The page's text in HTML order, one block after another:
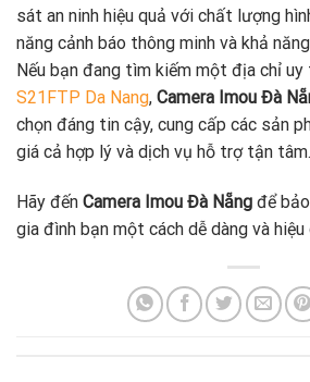
sát an ninh hiệu quả với chất lượng
năng cảnh báo thông minh và khả
Nếu bạn đang tìm kiếm một địa chỉ uy
S21FTP Da Nang, Camera Imou Đà
chọn đáng tin cậy, cung cấp các sản
giá cả hợp lý và dịch vụ hỗ trợ tận tâm.
Hãy đến Camera Imou Đà Nẵng để
gia đình bạn một cách dễ dàng và hiệu